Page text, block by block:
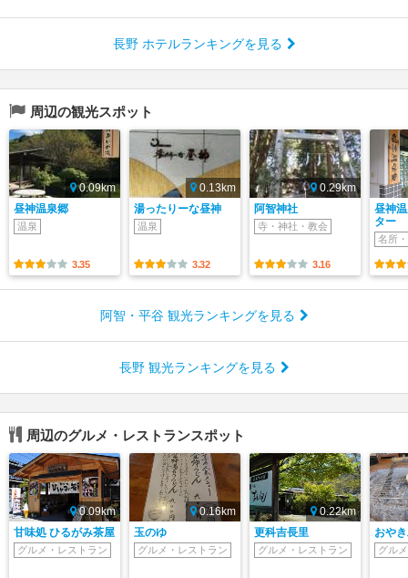
長野 ホテルランキングを見る
周辺の観光スポット
0.09km
昼神温泉郷
温泉
3.35
0.13km
湯ったりーな昼神
温泉
3.32
0.29km
阿智神社
寺・神社・教会
3.16
昼神
ター
名所
阿智・平谷 観光ランキングを見る
長野 観光ランキングを見る
周辺のグルメ・レストランスポット
0.09km
甘味処 ひるがみ茶屋
グルメ・レストラン
0.16km
玉のゆ
グルメ・レストラン
0.22km
更科吉長里
グルメ・レストラン
おや
グル